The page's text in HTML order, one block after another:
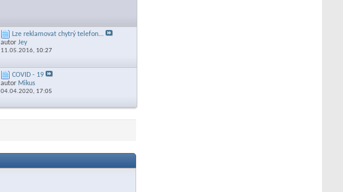
Lze reklamovat chytrý telefon...
autorJey
11.05.2016, 10:27
COVID - 19
autor Mikus
04.04.2020, 17:05